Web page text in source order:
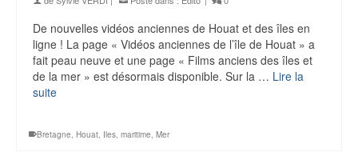
De nouvelles vidéos anciennes de Houat et des îles en
ligne ! La page « Vidéos anciennes de l’île de Houat » a
fait peau neuve et une page « Films anciens des îles et
de la mer » est désormais disponible. Sur la … Lire la
suite
Bretagne Houat Iles maritime Mer